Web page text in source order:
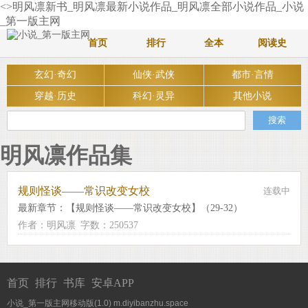
<>明风凛新书_明风凛最新小说作品_明风凛全部小说作品_小说
_第一版主网
首页 排行 全本 阅读史
玄幻·奇幻 仙侠·武侠 都市·言情
穿越·历史 科幻·灵异 其他小说
明风凛作品集
规则怪谈——常识改变女校
连载中
最新章节：
【规则怪谈——常识改变女校】（29-32）
作者：明风凛 字数：250537
首页 排行 书库 安卓APP
小说_第一版主网移动版(1.0) m.diyibanzhu.space